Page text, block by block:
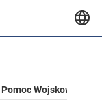
Pomoc Wojskowa Dla